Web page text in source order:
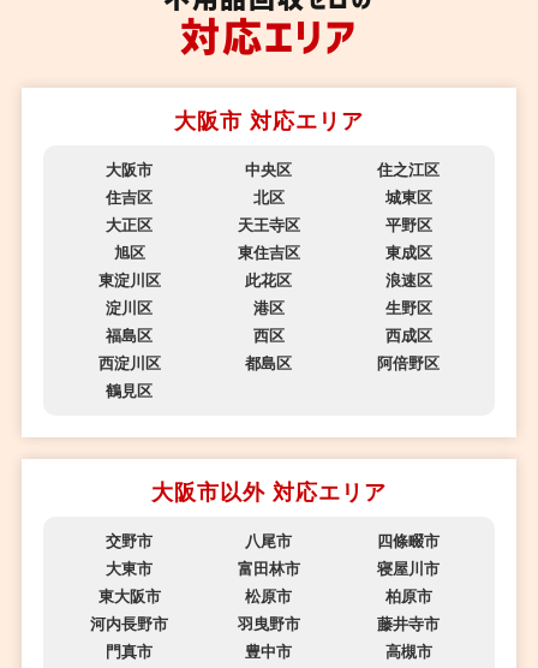
対応エリア
大阪市 対応エリア
大阪市 中央区
住之江区
住吉区
北区
城東区
大正区
天王寺区
平野区
旭区
東住吉区
東成区
東淀川区
此花区
浪速区
淀川区
港区
生野区
福島区
西区
西成区
西淀川区
都島区
阿倍野区
鶴見区
大阪市以外 対応エリア
交野市 八尾市
四條畷市
大東市
富田林市
寝屋川市
東大阪市
松原市
柏原市
河内長野市
羽曳野市
藤井寺市
門真市
豊中市
高槻市